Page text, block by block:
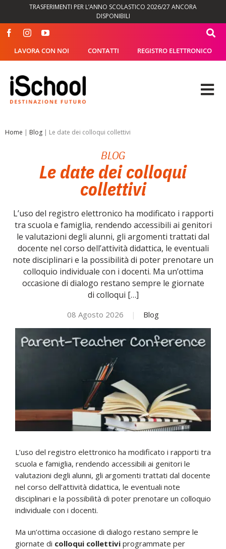
contenuto
TRASFERIMENTI PER L’ANNO SCOLASTICO 2026/27 ANCORA
DISPONIBILI
LAVORA CON NOI CONTATTI REGISTRO ELETTRONICO
ISCHOOL
NOVITÀ
ISCRIVITI
ESAMI DI IDONEITÀ
Home | Blog| Le date dei colloqui collettivi
BLOG
Le date dei colloqui
collettivi
L’uso del registro elettronico ha modificato i rapporti
tra scuola e famiglia, rendendo accessibili ai genitori
le valutazioni degli alunni, gli argomenti trattati dal
docente nel corso dell’attività didattica, le eventuali
note disciplinari e la possibilità di poter prenotare un
colloquio individuale con i docenti. Ma un’ottima
occasione di dialogo restano sempre le giornate
di colloqui […]
08 Agosto 2026 | Blog
L’uso del registro elettronico ha modificato i rapporti tra
scuola e famiglia, rendendo accessibili ai genitori le
valutazioni degli alunni, gli argomenti trattati dal docente
nel corso dell’attività didattica, le eventuali note
disciplinari e la possibilità di poter prenotare un colloquio
individuale con i docenti.
Ma un’ottima occasione di dialogo restano sempre le
giornate di colloqui collettiviprogrammate per